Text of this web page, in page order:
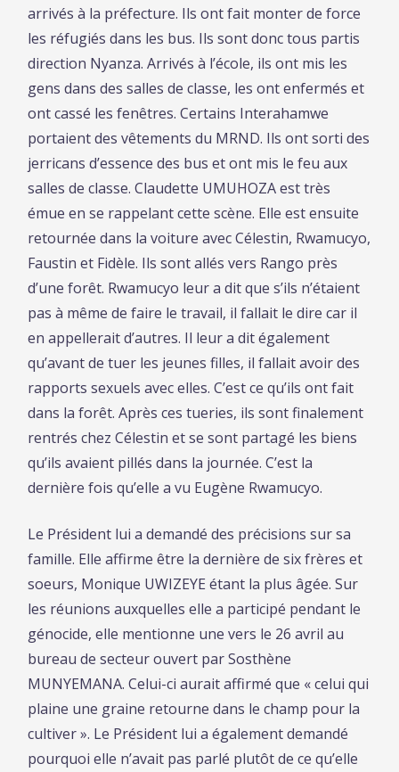
arrivés à la préfecture. Ils ont fait monter de force
les réfugiés dans les bus. Ils sont donc tous partis
direction Nyanza. Arrivés à l’école, ils ont mis les
gens dans des salles de classe, les ont enfermés et
ont cassé les fenêtres. Certains Interahamwe
portaient des vêtements du MRND. Ils ont sorti des
jerricans d’essence des bus et ont mis le feu aux
salles de classe. Claudette UMUHOZA est très
émue en se rappelant cette scène. Elle est ensuite
retournée dans la voiture avec Célestin, Rwamucyo,
Faustin et Fidèle. Ils sont allés vers Rango près
d’une forêt. Rwamucyo leur a dit que s’ils n’étaient
pas à même de faire le travail, il fallait le dire car il
en appellerait d’autres. Il leur a dit également
qu’avant de tuer les jeunes filles, il fallait avoir des
rapports sexuels avec elles. C’est ce qu’ils ont fait
dans la forêt. Après ces tueries, ils sont finalement
rentrés chez Célestin et se sont partagé les biens
qu’ils avaient pillés dans la journée. C’est la
dernière fois qu’elle a vu Eugène Rwamucyo.
Le Président lui a demandé des précisions sur sa
famille. Elle affirme être la dernière de six frères et
soeurs, Monique UWIZEYE étant la plus âgée. Sur
les réunions auxquelles elle a participé pendant le
génocide, elle mentionne une vers le 26 avril au
bureau de secteur ouvert par Sosthène
MUNYEMANA. Celui-ci aurait affirmé que « celui qui
plaine une graine retourne dans le champ pour la
cultiver ». Le Président lui a également demandé
pourquoi elle n’avait pas parlé plutôt de ce qu’elle